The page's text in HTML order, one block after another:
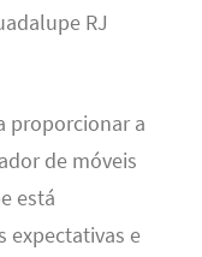
RJ
proporcionar a
de móveis
está
expectativas e